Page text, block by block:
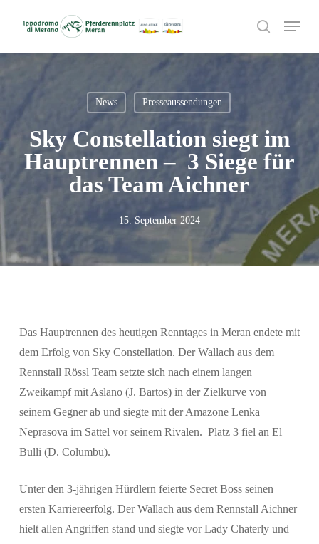
search
Menu
News Presseaussendungen
Sky Constellation siegt im
Hauptrennen – 3 Siege für
das Team Aichner
15. September 2024
Das Hauptrennen des heutigen Renntages in Meran endete mit
dem Erfolg von Sky Constellation. Der Wallach aus dem
Rennstall Rössl Team setzte sich nach einem langen
Zweikampf mit Aslano (J. Bartos) in der Zielkurve von
seinem Gegner ab und siegte mit der Amazone Lenka
Neprasova im Sattel vor seinem Rivalen. Platz 3 fiel an El
Bulli (D. Columbu).
Unter den 3-jährigen Hürdlern feierte Secret Boss seinen
ersten Karriereerfolg. Der Wallach aus dem Rennstall Aichner
hielt allen Angriffen stand und siegte vor Lady Chaterly und